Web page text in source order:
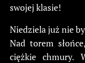
swojej klasie!
Niedziela już nie
Nad torem
ciężkie chmury.